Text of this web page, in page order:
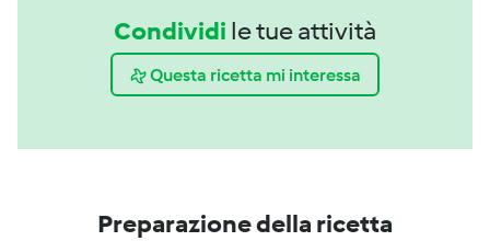
Condividi le tue attività
Questa ricetta mi interessa
Preparazione della ricetta